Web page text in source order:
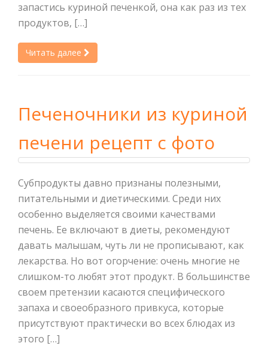
запастись куриной печенкой, она как раз из тех
продуктов, […]
Читать далее
Печеночники из куриной
печени рецепт с фото
Субпродукты давно признаны полезными,
питательными и диетическими. Среди них
особенно выделяется своими качествами
печень. Ее включают в диеты, рекомендуют
давать малышам, чуть ли не прописывают, как
лекарства. Но вот огорчение: очень многие не
слишком-то любят этот продукт. В большинстве
своем претензии касаются специфического
запаха и своеобразного привкуса, которые
присутствуют практически во всех блюдах из
этого […]